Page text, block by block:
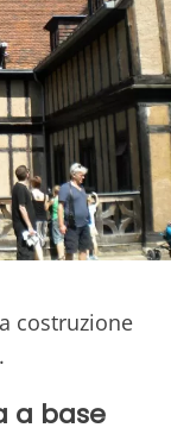
costruzione
a base